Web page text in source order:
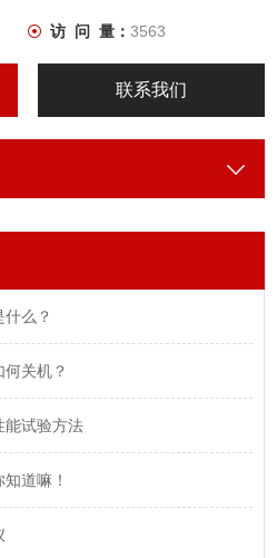
访 问 量： 3563
联系我们
么？
关机？
能试验方法
道嘛！